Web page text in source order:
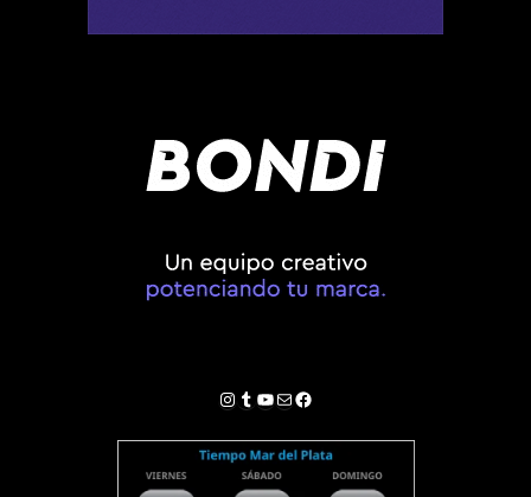
Instagram
Tumblr
YouTube
Correo electrónico
Facebook